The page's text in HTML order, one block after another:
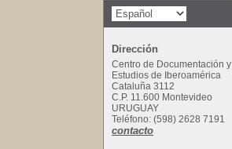
Dirección
Centro de Documentación y
Estudios de Iberoamérica
Cataluña 3112
C.P. 11.600 Montevideo
URUGUAY
Teléfono: (598) 2628 7191
contacto